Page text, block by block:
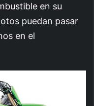
en su
puedan pasar
en el